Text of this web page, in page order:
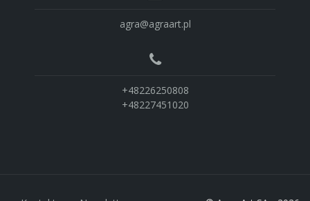
agra@agraart.pl
+48226250808
+48227451020